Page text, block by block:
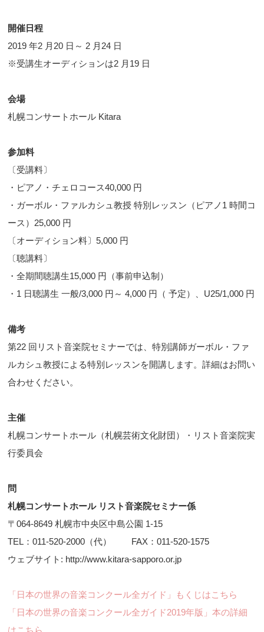
開催日程
2019 年2 月20 日～ 2 月24 日
※受講生オーディションは2 月19 日
会場
札幌コンサートホール Kitara
参加料
〔受講料〕
・ピアノ・チェロコース40,000 円
・ガーボル・ファルカシュ教授 特別レッスン（ピアノ1 時間コ
ース）25,000 円
〔オーディション料〕5,000 円
〔聴講料〕
・全期間聴講生15,000 円（事前申込制）
・1 日聴講生 一般/3,000 円～ 4,000 円（ 予定）、U25/1,000 円
備考
第22 回リスト音楽院セミナーでは、特別講師ガーボル・ファ
ルカシュ教授による特別レッスンを開講します。詳細はお問い
合わせください。
主催
札幌コンサートホール（札幌芸術文化財団）・リスト音楽院実
行委員会
問
札幌コンサートホール リスト音楽院セミナー係
〒064-8649 札幌市中央区中島公園 1-15
TEL：011-520-2000（代） FAX：011-520-1575
ウェブサイト: http://www.kitara-sapporo.or.jp
「日本の世界の音楽コンクール全ガイド」もくじはこちら
「日本の世界の音楽コンクール全ガイド2019年版」本の詳細